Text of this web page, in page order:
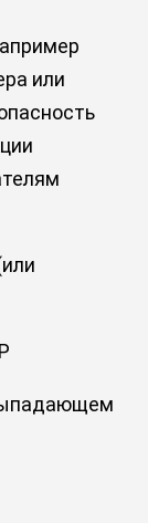
или